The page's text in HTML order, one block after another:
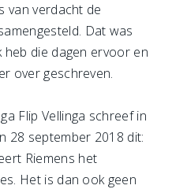
van verdacht de
Dat was
die dagen ervoor en
over geschreven.
Flip Vellinga schreef in
28 september 2018 dit:
Riemens het
Het is dan ook geen